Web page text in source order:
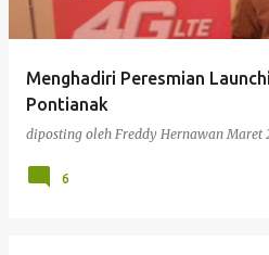
Menghadiri Peresmian
Pontianak
diposting oleh Freddy Hernawan Maret
6